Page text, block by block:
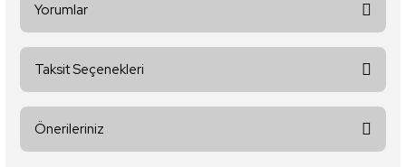
Yorumlar
Taksit Seçenekleri
Önerileriniz